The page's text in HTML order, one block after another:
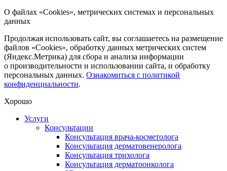
О файлах «Cookies», метрических системах и персональных
данных
Продолжая использовать сайт, вы соглашаетесь на размещение
файлов «Cookies», обработку данных метрических систем
(Яндекс.Метрика) для сбора и анализа информации
о производительности и использовании сайта, и обработку
персональных данных. Ознакомиться с политикой
конфиденциальности.
Хорошо
Услуги
Консультации
Консультация врача-косметолога
Консультация дерматовенеролога
Консультация трихолога
Консультация дерматоонколога